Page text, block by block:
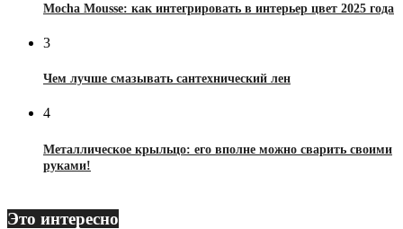
Mocha Mousse: как интегрировать в интерьер цвет 2025 года
3
Чем лучше смазывать сантехнический лен
4
Металлическое крыльцо: его вполне можно сварить своими
руками!
Это интересно